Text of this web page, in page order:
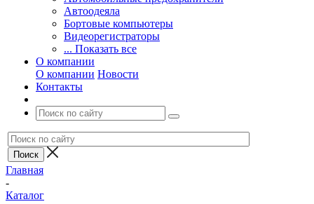
Автоодеяла
Бортовые компьютеры
Видеорегистраторы
... Показать все
О компании
О компании Новости
Контакты
Главная
-
Каталог